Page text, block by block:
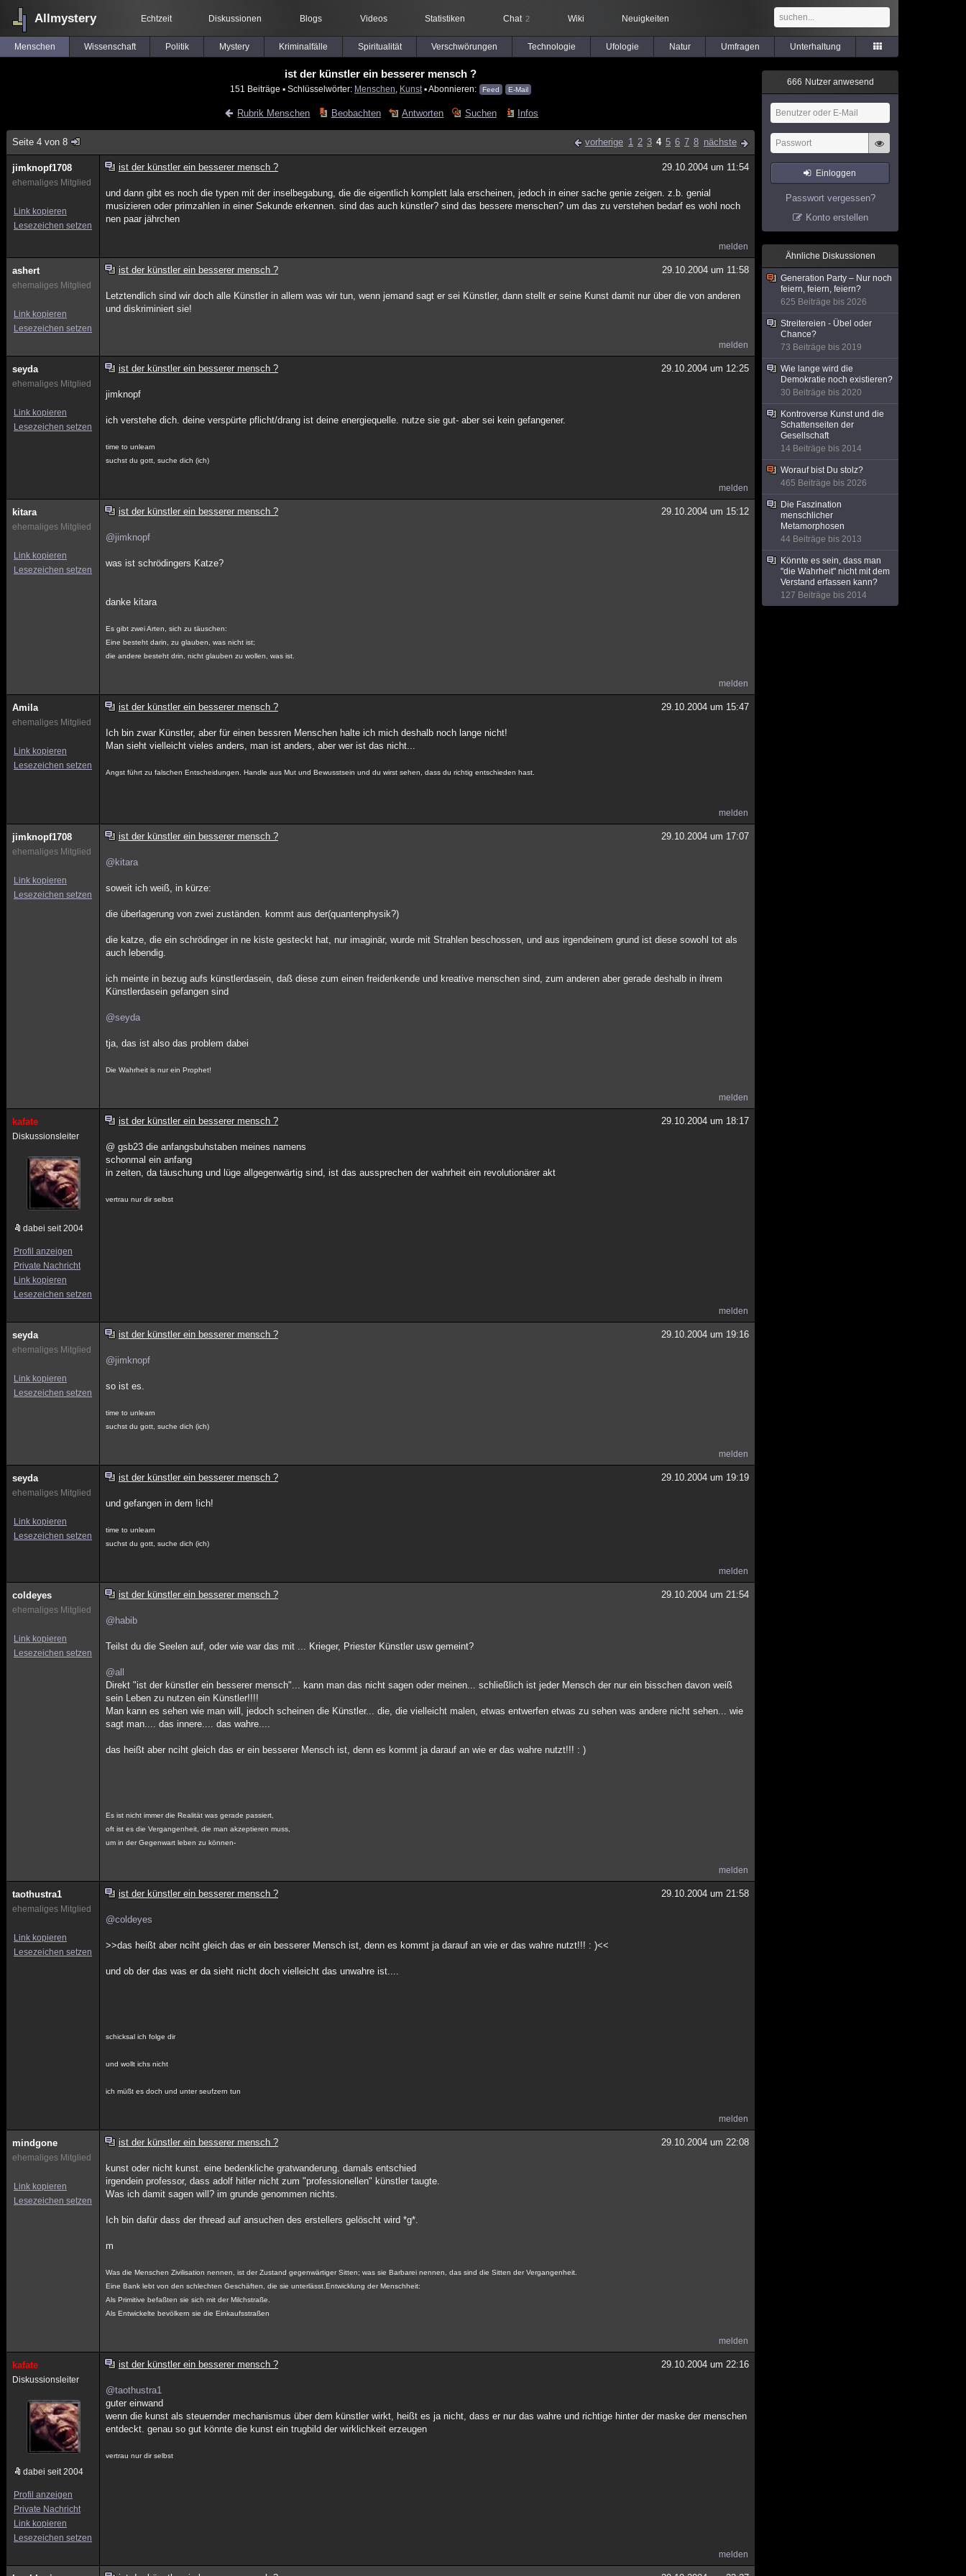
Allmystery Echtzeit Diskussionen Blogs Videos Statistiken Chat 2 Wiki Neuigkeiten
Menschen Wissenschaft Politik Mystery Kriminalfälle Spiritualität Verschwörungen Technologie Ufologie Natur Umfragen Unterhaltung
ist der künstler ein besserer mensch ?
151 Beiträge ▪ Schlüsselwörter: Menschen Kunst ▪ Abonnieren: Feed E-Mail
Rubrik Menschen Beobachten Antworten Suchen Infos
Seite 4 von 8 vorherige 1 2 3 4 5 6 7 8 nächste
jimknopf1708
ehemaliges Mitglied
Link kopieren
Lesezeichen setzen
ist der künstler ein besserer mensch ? 29.10.2004 um 11:54
und dann gibt es noch die typen mit der inselbegabung, die die eigentlich komplett lala erscheinen, jedoch in einer sache genie zeigen. z.b. genial
musizieren oder primzahlen in einer Sekunde erkennen. sind das auch künstler? sind das bessere menschen? um das zu verstehen bedarf es wohl noch
nen paar jährchen
melden
ashert
ehemaliges Mitglied
Link kopieren
Lesezeichen setzen
ist der künstler ein besserer mensch ? 29.10.2004 um 11:58
Letztendlich sind wir doch alle Künstler in allem was wir tun, wenn jemand sagt er sei Künstler, dann stellt er seine Kunst damit nur über die von anderen
und diskriminiert sie!
melden
seyda
ehemaliges Mitglied
Link kopieren
Lesezeichen setzen
ist der künstler ein besserer mensch ? 29.10.2004 um 12:25
jimknopf
ich verstehe dich. deine verspürte pflicht/drang ist deine energiequelle. nutze sie gut- aber sei kein gefangener.
time to unlearn
suchst du gott, suche dich (ich)
melden
kitara
ehemaliges Mitglied
Link kopieren
Lesezeichen setzen
ist der künstler ein besserer mensch ? 29.10.2004 um 15:12
@jimknopf
was ist schrödingers Katze?
danke kitara
Es gibt zwei Arten, sich zu täuschen:
Eine besteht darin, zu glauben, was nicht ist;
die andere besteht drin, nicht glauben zu wollen, was ist.
melden
Amila
ehemaliges Mitglied
Link kopieren
Lesezeichen setzen
ist der künstler ein besserer mensch ? 29.10.2004 um 15:47
Ich bin zwar Künstler, aber für einen bessren Menschen halte ich mich deshalb noch lange nicht!
Man sieht vielleicht vieles anders, man ist anders, aber wer ist das nicht...
Angst führt zu falschen Entscheidungen. Handle aus Mut und Bewusstsein und du wirst sehen, dass du richtig entschieden hast.
melden
jimknopf1708
ehemaliges Mitglied
Link kopieren
Lesezeichen setzen
ist der künstler ein besserer mensch ? 29.10.2004 um 17:07
@kitara
soweit ich weiß, in kürze:
die überlagerung von zwei zuständen. kommt aus der(quantenphysik?)
die katze, die ein schrödinger in ne kiste gesteckt hat, nur imaginär, wurde mit Strahlen beschossen, und aus irgendeinem grund ist diese sowohl tot als
auch lebendig.
ich meinte in bezug aufs künstlerdasein, daß diese zum einen freidenkende und kreative menschen sind, zum anderen aber gerade deshalb in ihrem
Künstlerdasein gefangen sind
@seyda
tja, das ist also das problem dabei
Die Wahrheit is nur ein Prophet!
melden
kafate
Diskussionsleiter
dabei seit 2004
Profil anzeigen
Private Nachricht
Link kopieren
Lesezeichen setzen
ist der künstler ein besserer mensch ? 29.10.2004 um 18:17
@ gsb23 die anfangsbuhstaben meines namens
schonmal ein anfang
in zeiten, da täuschung und lüge allgegenwärtig sind, ist das aussprechen der wahrheit ein revolutionärer akt
vertrau nur dir selbst
melden
seyda
ehemaliges Mitglied
Link kopieren
Lesezeichen setzen
ist der künstler ein besserer mensch ? 29.10.2004 um 19:16
@jimknopf
so ist es.
time to unlearn
suchst du gott, suche dich (ich)
melden
seyda
ehemaliges Mitglied
Link kopieren
Lesezeichen setzen
ist der künstler ein besserer mensch ? 29.10.2004 um 19:19
und gefangen in dem !ich!
time to unlearn
suchst du gott, suche dich (ich)
melden
coldeyes
ehemaliges Mitglied
Link kopieren
Lesezeichen setzen
ist der künstler ein besserer mensch ? 29.10.2004 um 21:54
@habib
Teilst du die Seelen auf, oder wie war das mit ... Krieger, Priester Künstler usw gemeint?
@all
Direkt "ist der künstler ein besserer mensch"... kann man das nicht sagen oder meinen... schließlich ist jeder Mensch der nur ein bisschen davon weiß
sein Leben zu nutzen ein Künstler!!!!
Man kann es sehen wie man will, jedoch scheinen die Künstler... die, die vielleicht malen, etwas entwerfen etwas zu sehen was andere nicht sehen... wie
sagt man.... das innere.... das wahre....
das heißt aber nciht gleich das er ein besserer Mensch ist, denn es kommt ja darauf an wie er das wahre nutzt!!! : )
Es ist nicht immer die Realität was gerade passiert,
oft ist es die Vergangenheit, die man akzeptieren muss,
um in der Gegenwart leben zu können-
melden
taothustra1
ehemaliges Mitglied
Link kopieren
Lesezeichen setzen
ist der künstler ein besserer mensch ? 29.10.2004 um 21:58
@coldeyes
>>das heißt aber nciht gleich das er ein besserer Mensch ist, denn es kommt ja darauf an wie er das wahre nutzt!!! : )<<
und ob der das was er da sieht nicht doch vielleicht das unwahre ist....
schicksal ich folge dir
und wollt ichs nicht
ich müßt es doch und unter seufzern tun
melden
mindgone
ehemaliges Mitglied
Link kopieren
Lesezeichen setzen
ist der künstler ein besserer mensch ? 29.10.2004 um 22:08
kunst oder nicht kunst. eine bedenkliche gratwanderung. damals entschied
irgendein professor, dass adolf hitler nicht zum "professionellen" künstler taugte.
Was ich damit sagen will? im grunde genommen nichts.
Ich bin dafür dass der thread auf ansuchen des erstellers gelöscht wird *g*.
m
Was die Menschen Zivilisation nennen, ist der Zustand gegenwärtiger Sitten; was sie Barbarei nennen, das sind die Sitten der Vergangenheit.
Eine Bank lebt von den schlechten Geschäften, die sie unterlässt.Entwicklung der Menschheit:
Als Primitive befaßten sie sich mit der Milchstraße.
Als Entwickelte bevölkern sie die Einkaufsstraßen
melden
kafate
Diskussionsleiter
dabei seit 2004
Profil anzeigen
Private Nachricht
Link kopieren
Lesezeichen setzen
ist der künstler ein besserer mensch ? 29.10.2004 um 22:16
@taothustra1
guter einwand
wenn die kunst als steuernder mechanismus über dem künstler wirkt, heißt es ja nicht, dass er nur das wahre und richtige hinter der maske der menschen
entdeckt. genau so gut könnte die kunst ein trugbild der wirklichkeit erzeugen
vertrau nur dir selbst
melden
666 Nutzer anwesend
Einloggen
Passwort vergessen?
Konto erstellen
Ähnliche Diskussionen
Generation Party – Nur noch
feiern, feiern, feiern?
625 Beiträge bis 2026
Streitereien - Übel oder
Chance?
73 Beiträge bis 2019
Wie lange wird die
Demokratie noch existieren?
30 Beiträge bis 2020
Kontroverse Kunst und die
Schattenseiten der
Gesellschaft
14 Beiträge bis 2014
Worauf bist Du stolz?
465 Beiträge bis 2026
Die Faszination
menschlicher
Metamorphosen
44 Beiträge bis 2013
Könnte es sein, dass man
"die Wahrheit" nicht mit dem
Verstand erfassen kann?
127 Beiträge bis 2014